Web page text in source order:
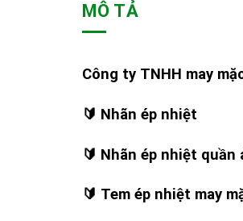
MÔ TẢ
Công ty TNHH may
🔰 Nhãn ép nhiệt
🔰 Nhãn ép nhiệt quần
🔰 Tem ép nhiệt may